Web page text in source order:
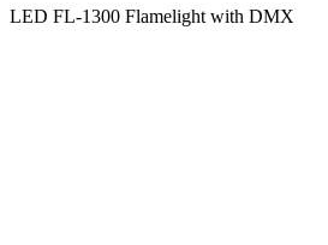
LED FL-1300 Flamelight with DMX